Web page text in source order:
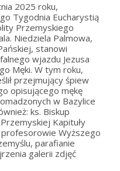
2025 roku,
Tygodnia Eucharystią
Przemyskiego
Niedziela Palmowa,
stanowi
wjazdu Jezusa
Męki. W tym roku,
przejmujący śpiew
opisującego mękę
w Bazylice
ks. Biskup
Kapituły
Wyższego
parafianie
galerii zdjęć